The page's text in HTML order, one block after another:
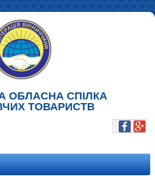
ОБЛАСНА СПІЛКА
ТОВАРИСТВ